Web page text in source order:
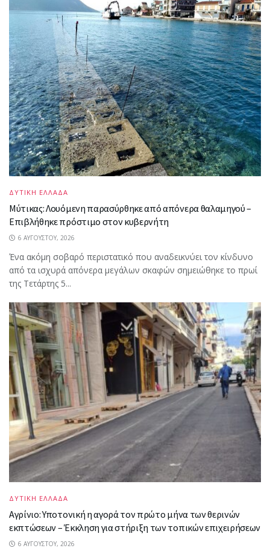
ΔΥΤΙΚΗ ΕΛΛΑΔΑ
Μύτικας: Λουόμενη παρασύρθηκε από απόνερα θαλαμηγού –
Επιβλήθηκε πρόστιμο στον κυβερνήτη
6 ΑΥΓΟΎΣΤΟΥ, 2026
Ένα ακόμη σοβαρό περιστατικό που αναδεικνύει τον κίνδυνο
από τα ισχυρά απόνερα μεγάλων σκαφών σημειώθηκε το πρωί
της Τετάρτης 5...
ΔΥΤΙΚΗ ΕΛΛΑΔΑ
Αγρίνιο: Υποτονική η αγορά τον πρώτο μήνα των θερινών
εκπτώσεων – Έκκληση για στήριξη των τοπικών επιχειρήσεων
6 ΑΥΓΟΎΣΤΟΥ, 2026